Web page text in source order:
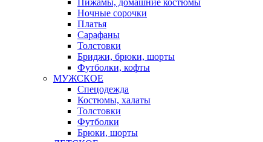
Пижамы, домашние костюмы
Ночные сорочки
Платья
Сарафаны
Толстовки
Бриджи, брюки, шорты
Футболки, кофты
МУЖСКОЕ
Спецодежда
Костюмы, халаты
Толстовки
Футболки
Брюки, шорты